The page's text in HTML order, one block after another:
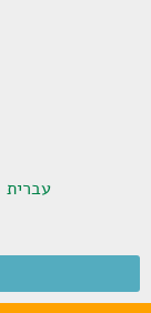
עברית